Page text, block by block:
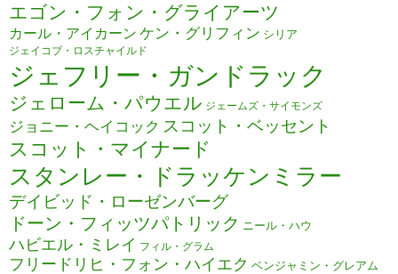
エゴン・フォン・グライアーツ
カール・アイカーン ケン・グリフィン シリア
ジェイコブ・ロスチャイルド
ジェフリー・ガンドラック
ジェローム・パウエル ジェームズ・サイモンズ
ジョニー・ヘイコック スコット・ベッセント
スコット・マイナード
スタンレー・ドラッケンミラー
デイビッド・ローゼンバーグ
ドーン・フィッツパトリック ニール・ハウ
ハビエル・ミレイ フィル・グラム
フリードリヒ・フォン・ハイエク ベンジャミン・グレアム